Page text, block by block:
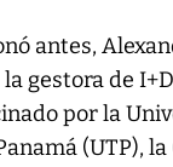
antes,
gestora de
por la
(UTP),